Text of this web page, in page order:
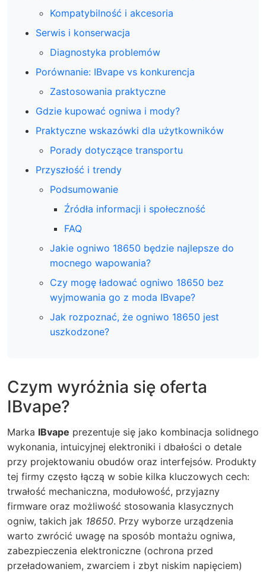
Kompatybilność i akcesoria
Serwis i konserwacja
Diagnostyka problemów
Porównanie: IBvape vs konkurencja
Zastosowania praktyczne
Gdzie kupować ogniwa i mody?
Praktyczne wskazówki dla użytkowników
Porady dotyczące transportu
Przyszłość i trendy
Podsumowanie
Źródła informacji i społeczność
FAQ
Jakie ogniwo 18650 będzie najlepsze do
mocnego wapowania?
Czy mogę ładować ogniwo 18650 bez
wyjmowania go z moda IBvape?
Jak rozpoznać, że ogniwo 18650 jest
uszkodzone?
Czym wyróżnia się oferta
IBvape?
Marka IBvape prezentuje się jako kombinacja solidnego
wykonania, intuicyjnej elektroniki i dbałości o detale
przy projektowaniu obudów oraz interfejsów. Produkty
tej firmy często łączą w sobie kilka kluczowych cech:
trwałość mechaniczna, modułowość, przyjazny
firmware oraz możliwość stosowania klasycznych
ogniw, takich jak 18650. Przy wyborze urządzenia
warto zwrócić uwagę na sposób montażu ogniwa,
zabezpieczenia elektroniczne (ochrona przed
przeładowaniem, zwarciem i zbyt niskim napięciem)